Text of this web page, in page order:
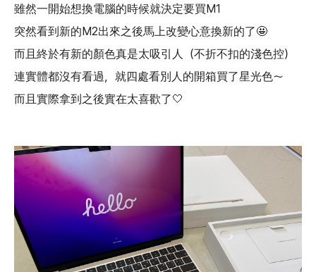
雖然一開始想換電腦的時候就決定要買M1
突然看到新的M2出來之後馬上改變心意換新的了🤩
而且終於有新的顏色真是太吸引人（不折不扣的淺色控）
連實體都沒有看過，就四處看別人的開箱買了星光色～
而且實際拿到之後實在太喜歡了🤍